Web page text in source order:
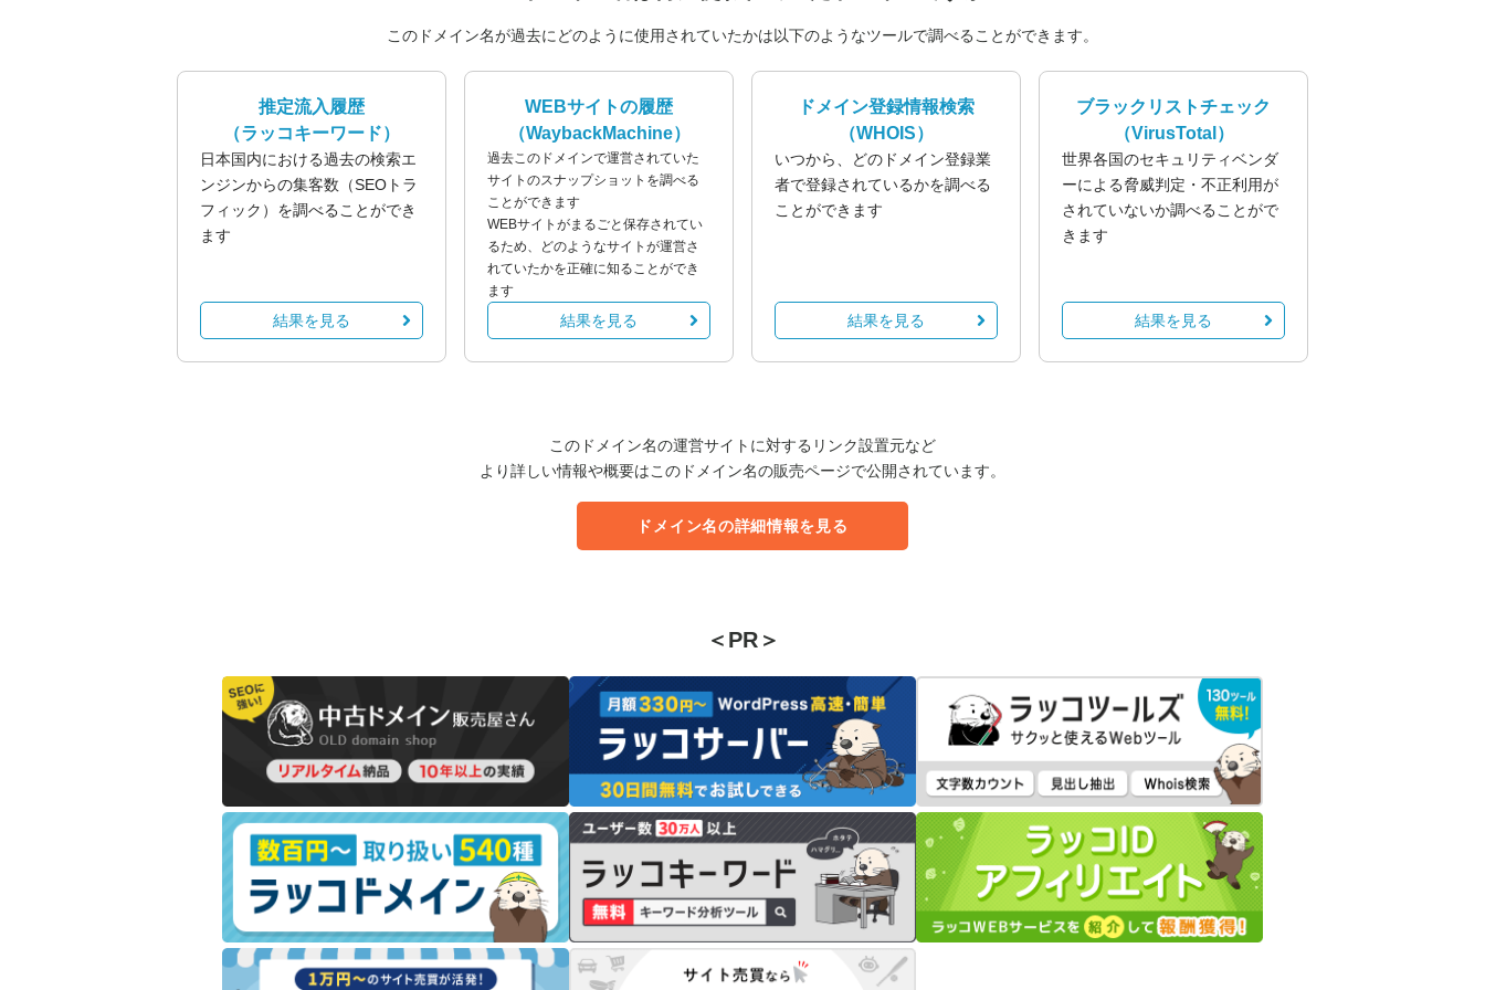
このドメイン名が過去にどのように使用されていたかは以下のようなツールで調べることができます。
推定流入履歴
（ラッコキーワード）
日本国内における過去の検索エ
ンジンからの集客数（SEOトラ
フィック）を調べることができ
ます
結果を見る
WEBサイトの履歴
（WaybackMachine）
過去このドメインで運営されていた
サイトのスナップショットを調べる
ことができます
WEBサイトがまるごと保存されてい
るため、どのようなサイトが運営さ
れていたかを正確に知ることができ
ます
結果を見る
ドメイン登録情報検索
（WHOIS）
いつから、どのドメイン登録業
者で登録されているかを調べる
ことができます
結果を見る
ブラックリストチェック
（VirusTotal）
世界各国のセキュリティベンダ
ーによる脅威判定・不正利用が
されていないか調べることがで
きます
結果を見る
このドメイン名の運営サイトに対するリンク設置元など
より詳しい情報や概要はこのドメイン名の販売ページで公開されています。
ドメイン名の詳細情報を見る
＜PR＞